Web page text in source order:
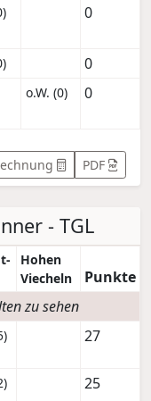
0
0
o.W. (0) 0
PDF
- TGL
Hohen
Viecheln
Punkte
zu sehen
27
25